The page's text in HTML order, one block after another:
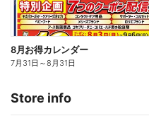
8月お得カレンダー
7月31日 ～8月31日
Store info